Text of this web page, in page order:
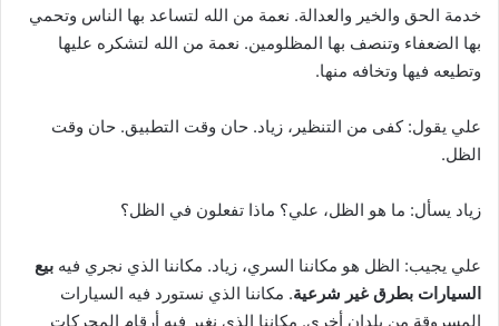
خدمة الحق والخير والعدالة. نعمة من الله لتساعد بها الناس وتحمي
بها الضعفاء وتنصف بها المظلومين. نعمة من الله لتشكره عليها
وتطيعه فيها وتخافه منها.
علي يقول: كفى من التنظير، زياد. حان وقت التطبيق. حان وقت
الظل.
زياد يسأل: ما هو الظل، علي؟ ماذا تفعلون في الظل؟
علي يجيب: الظل هو مكاننا السري، زياد. مكاننا الذي نجري فيه بيع
السيارات بطرق غير شرعية. مكاننا الذي نستورد فيه السيارات
المسروقة من بلدان أخرى. مكاننا الذي نغير فيه أرقام المحركات